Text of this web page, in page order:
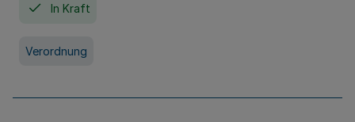
In Kraft
Verordnung